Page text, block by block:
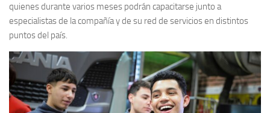
quienes durante varios meses podrán capacitarse junto a
especialistas de la compañía y de su red de servicios en distintos
puntos del país.